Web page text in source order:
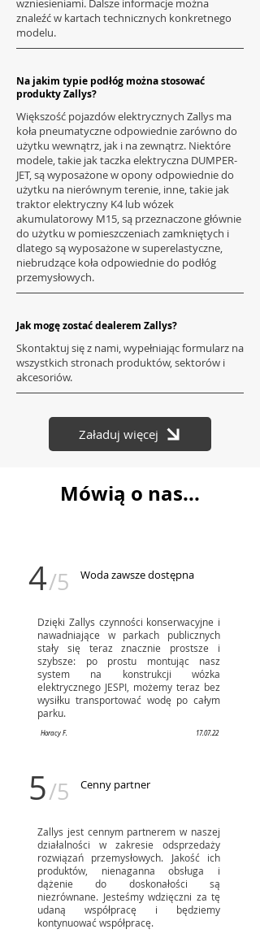
wzniesieniami. Dalsze informacje można
znaleźć w kartach technicznych konkretnego
modelu.
Na jakim typie podłóg można stosować
produkty Zallys?
Większość pojazdów elektrycznych Zallys ma
koła pneumatyczne odpowiednie zarówno do
użytku wewnątrz, jak i na zewnątrz. Niektóre
modele, takie jak taczka elektryczna DUMPER-
JET, są wyposażone w opony odpowiednie do
użytku na nierównym terenie, inne, takie jak
traktor elektryczny K4 lub wózek
akumulatorowy M15, są przeznaczone głównie
do użytku w pomieszczeniach zamkniętych i
dlatego są wyposażone w superelastyczne,
niebrudzące koła odpowiednie do podłóg
przemysłowych.
Jak mogę zostać dealerem Zallys?
Skontaktuj się z nami, wypełniając formularz na
wszystkich stronach produktów, sektorów i
akcesoriów.
Załaduj więcej
Mówią o nas...
Woda zawsze dostępna
/5
4
Dzięki Zallys czynności konserwacyjne i
nawadniające w parkach publicznych
stały się teraz znacznie prostsze i
szybsze: po prostu montując nasz
system na konstrukcji wózka
elektrycznego JESPI, możemy teraz bez
wysiłku transportować wodę po całym
parku.
Horacy F. 17.07.22
Cenny partner
/5
5
Zallys jest cennym partnerem w naszej
działalności w zakresie odsprzedaży
rozwiązań przemysłowych. Jakość ich
produktów, nienaganna obsługa i
dążenie do doskonałości są
niezrównane. Jesteśmy wdzięczni za tę
udaną współpracę i będziemy
kontynuować współpracę.